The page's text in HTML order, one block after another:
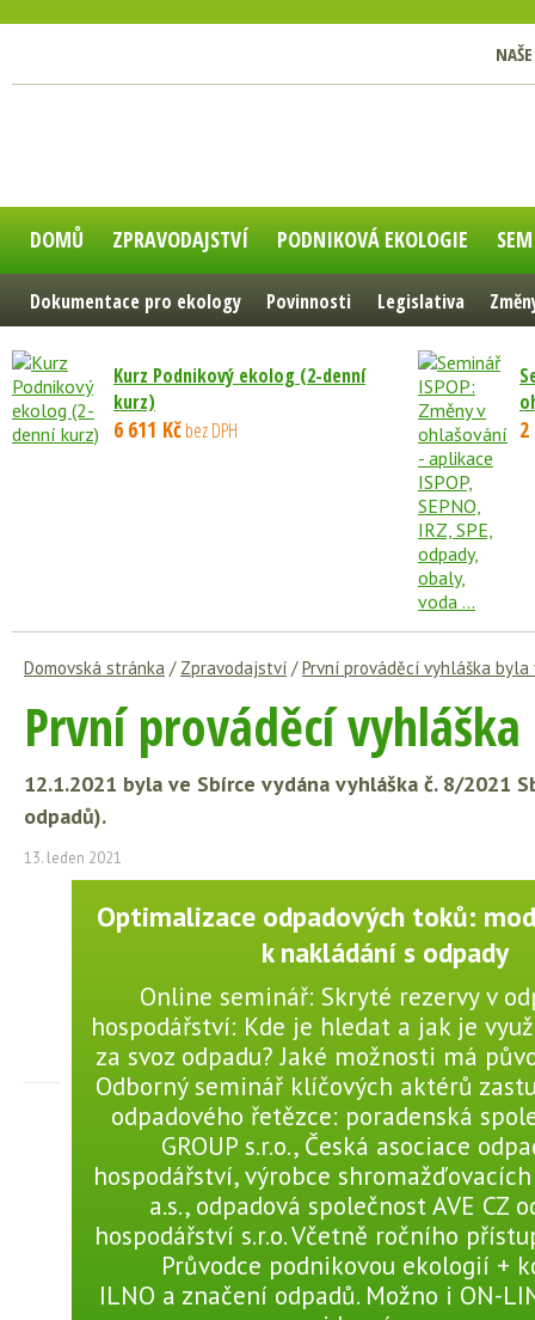
DOMŮ ZPRAVODAJSTVÍ PODNIKOVÁ EKOLOGIE
Dokumentace pro ekology Povinnosti Legislativa
Kurz Podnikový ekolog (2-denní
kurz)
6 611 Kčbez DPH 2
Domovská stránka / Zpravodajství /První prováděcí vyhláška
První prováděcí
12.1.2021 byla ve Sbírce vydána vyhláška č. 8/2021
odpadů).
13. leden 2021
Optimalizace odpadových toků:
k nakládání s odpady
Online seminář: Skryté rezervy v
hospodářství: Kde je hledat a jak je
za svoz odpadu? Jaké možnosti má
Odborný seminář klíčových aktérů
odpadového řetězce: poradenská
GROUP s.r.o., Česká asociace
hospodářství, výrobce
a.s., odpadová společnost AVE CZ
hospodářství s.r.o. Včetně ročního
Průvodce podnikovou ekologií +
ILNO a značení odpadů. Možno i ON-